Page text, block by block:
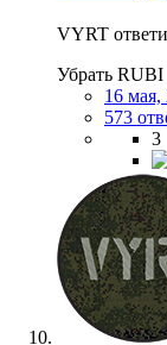
VYRT
Убрать
16 мая,
573
3